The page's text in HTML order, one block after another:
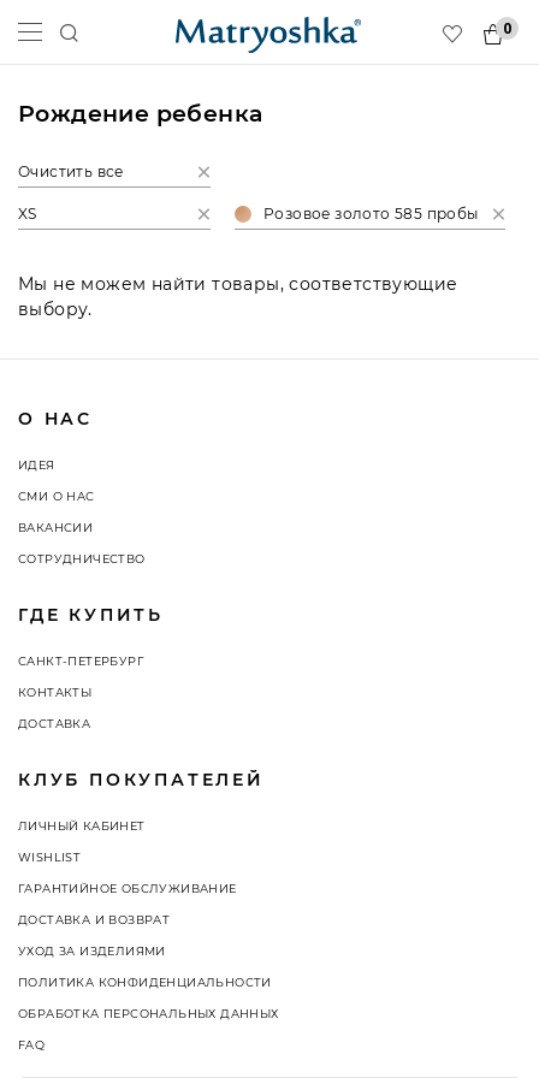
0
Рождение ребенка
Очистить все
XS Розовое золото 585 пробы
Мы не можем найти товары, соответствующие
выбору.
О НАС
ИДЕЯ
СМИ О НАС
ВАКАНСИИ
СОТРУДНИЧЕСТВО
ГДЕ КУПИТЬ
САНКТ-ПЕТЕРБУРГ
КОНТАКТЫ
ДОСТАВКА
КЛУБ ПОКУПАТЕЛЕЙ
ЛИЧНЫЙ КАБИНЕТ
WISHLIST
ГАРАНТИЙНОЕ ОБСЛУЖИВАНИЕ
ДОСТАВКА И ВОЗВРАТ
УХОД ЗА ИЗДЕЛИЯМИ
ПОЛИТИКА КОНФИДЕНЦИАЛЬНОСТИ
ОБРАБОТКА ПЕРСОНАЛЬНЫХ ДАННЫХ
FAQ